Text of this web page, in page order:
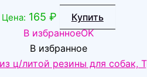
Цена: 165 ₽
Купить
В избранноеOK
В избранное